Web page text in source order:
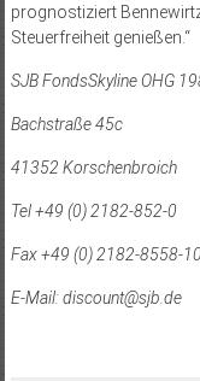
prognostiziert
Steuerfreiheit genießen.“
SJB FondsSkyline OHG
Bachstraße 45c
41352 Korschenbroich
Tel +49 (0) 2182-852-0
Fax +49 (0) 2182-8558-
E-Mail:discount@sjb.de